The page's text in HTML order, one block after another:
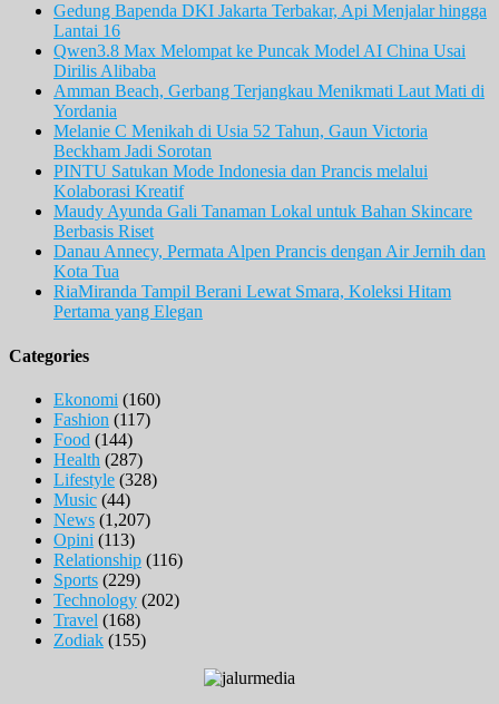
Gedung Bapenda DKI Jakarta Terbakar, Api Menjalar hingga
Lantai 16
Qwen3.8 Max Melompat ke Puncak Model AI China Usai
Dirilis Alibaba
Amman Beach, Gerbang Terjangkau Menikmati Laut Mati di
Yordania
Melanie C Menikah di Usia 52 Tahun, Gaun Victoria
Beckham Jadi Sorotan
PINTU Satukan Mode Indonesia dan Prancis melalui
Kolaborasi Kreatif
Maudy Ayunda Gali Tanaman Lokal untuk Bahan Skincare
Berbasis Riset
Danau Annecy, Permata Alpen Prancis dengan Air Jernih dan
Kota Tua
RiaMiranda Tampil Berani Lewat Smara, Koleksi Hitam
Pertama yang Elegan
Categories
Ekonomi (160)
Fashion (117)
Food (144)
Health (287)
Lifestyle (328)
Music (44)
News (1,207)
Opini (113)
Relationship (116)
Sports (229)
Technology (202)
Travel (168)
Zodiak (155)